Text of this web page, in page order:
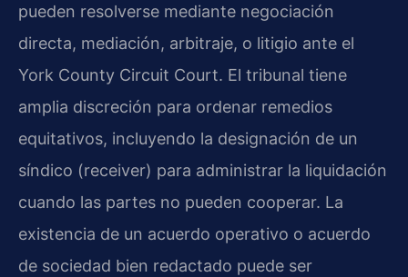
pueden resolverse mediante negociación
directa, mediación, arbitraje, o litigio ante el
York County Circuit Court. El tribunal tiene
amplia discreción para ordenar remedios
equitativos, incluyendo la designación de un
síndico (receiver) para administrar la liquidación
cuando las partes no pueden cooperar. La
existencia de un acuerdo operativo o acuerdo
de sociedad bien redactado puede ser